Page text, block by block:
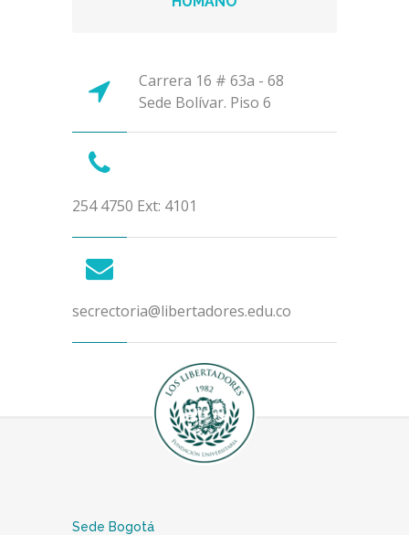
Carrera 16 # 63a - 68
Sede Bolívar. Piso 6
254 4750 Ext: 4101
secrectoria@libertadores.edu.co
Sede Bogotá